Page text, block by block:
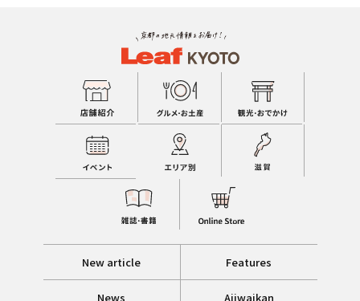
New article Features
News Ajiwaikan